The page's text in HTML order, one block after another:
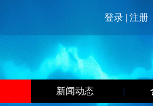
登录 | 注册
新闻动态 |